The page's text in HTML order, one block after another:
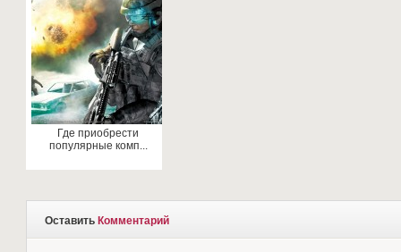
Где приобрести
популярные комп...
ОставитьКомментарий